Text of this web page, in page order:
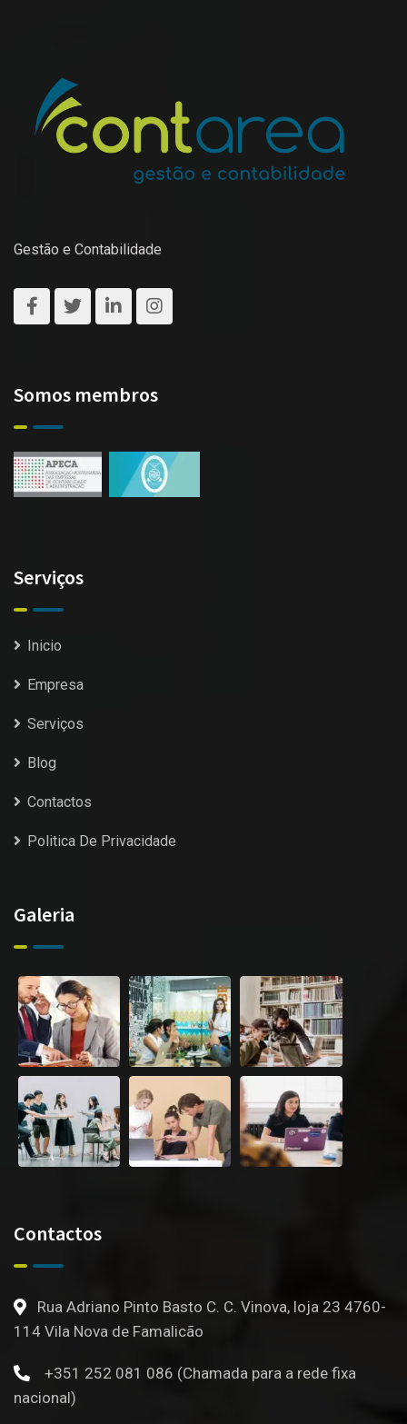
Gestão e Contabilidade
Somos membros
Serviços
Inicio
Empresa
Serviços
Blog
Contactos
Politica De Privacidade
Galeria
Contactos
Rua Adriano Pinto Basto C. C. Vinova, loja 23 4760-
114 Vila Nova de Famalicão
+351 252 081 086 (Chamada para a rede fixa
nacional)